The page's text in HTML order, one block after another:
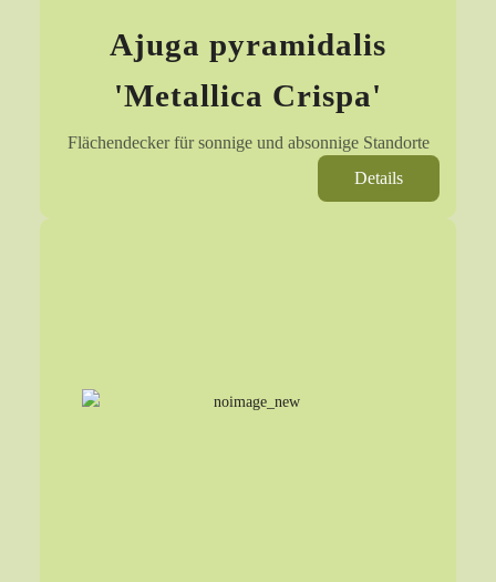
Ajuga pyramidalis
'Metallica Crispa'
Flächendecker für sonnige und absonnige Standorte
Details